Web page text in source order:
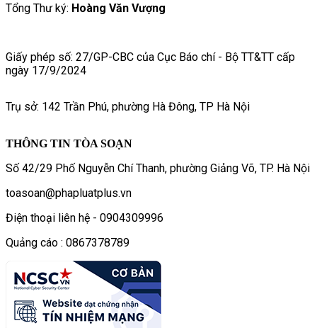
Tổng Thư ký: Hoàng Văn Vượng
Giấy phép số: 27/GP-CBC của Cục Báo chí - Bộ TT&TT cấp
ngày 17/9/2024
Trụ sở: 142 Trần Phú, phường Hà Đông, TP Hà Nội
THÔNG TIN TÒA SOẠN
Số 42/29 Phố Nguyễn Chí Thanh, phường Giảng Võ, TP. Hà Nội
toasoan@phapluatplus.vn
Điện thoại liên hệ - 0904309996
Quảng cáo : 0867378789